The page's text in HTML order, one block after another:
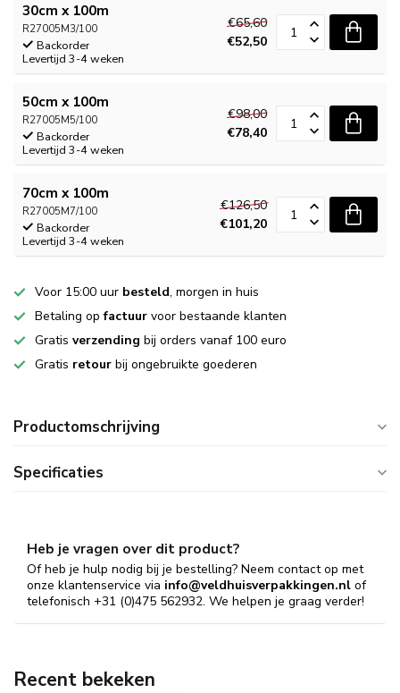
30cm x 100m
R27005M3/100
Backorder
Levertijd 3-4 weken
€65,60
€52,50
50cm x 100m
R27005M5/100
Backorder
Levertijd 3-4 weken
€98,00
€78,40
70cm x 100m
R27005M7/100
Backorder
Levertijd 3-4 weken
€126,50
€101,20
Voor 15:00 uur besteld, morgen in huis
Betaling opfactuur voor bestaande klanten
Gratis verzending bij orders vanaf 100 euro
Gratis retour bij ongebruikte goederen
Productomschrijving
Specificaties
Heb je vragen over dit product?
Of heb je hulp nodig bij je bestelling? Neem contact op met
onze klantenservice via info@veldhuisverpakkingen.nl of
telefonisch +31 (0)475 562932. We helpen je graag verder!
Recent bekeken